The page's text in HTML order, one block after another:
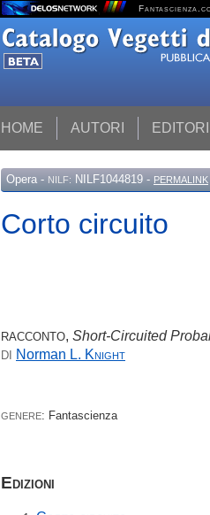
HOME AUTORI
Opera - NILF: NILF1044819 - PERMALINK
Corto circuito
RACCONTO, Short-Circuited
DI Norman L. Knight
GENERE: Fantascienza
Edizioni